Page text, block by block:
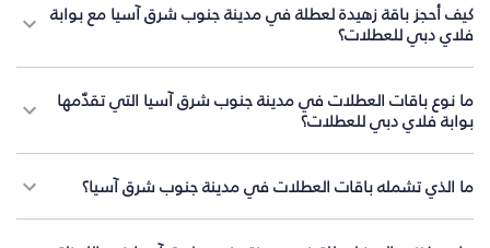
كيف أحجز باقة زهيدة لعطلة في مدينة جنوب شرق آسيا مع بوابة
فلاي دبي للعطلات؟
ما نوع باقات العطلات في مدينة جنوب شرق آسيا التي تقدّمها
بوابة فلاي دبي للعطلات؟
ما الذي تشمله باقات العطلات في مدينة جنوب شرق آسيا؟